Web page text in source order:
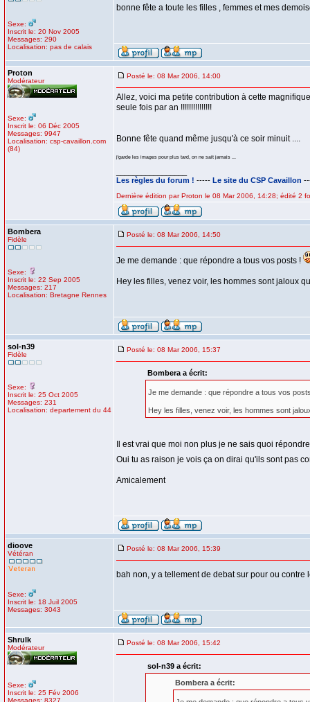
Sexe:
Inscrit le: 20 Nov 2005
Messages: 290
Localisation: pas de calais
bonne fête a toute les filles , femmes et mes
Proton
Modérateur
Sexe:
Inscrit le: 06 Déc 2005
Messages: 9947
Localisation: csp-cavaillon.com
(84)
Posté le: 08 Mar 2006, 14:00
Allez, voici ma petite contribution à cette
seule fois par an !!!!!!!!!!!!!!!
Bonne fête quand même jusqu'à ce soir minuit ....
j'garde les images pour plus tard, on ne sait jamais ...
Les règles du forum ! ----- Le site du CSP Cavaillon
Dernière édition par Proton le 08 Mar 2006, 14:28; édité 2
Bombera
Fidèle
Sexe:
Inscrit le: 22 Sep 2005
Messages: 217
Localisation: Bretagne Rennes
Posté le: 08 Mar 2006, 14:50
Je me demande : que répondre a tous vos posts !
Hey les filles, venez voir, les hommes sont jaloux
sol-n39
Fidèle
Sexe:
Inscrit le: 25 Oct 2005
Messages: 231
Localisation: departement du 44
Posté le: 08 Mar 2006, 15:37
Bombera a écrit:
Je me demande : que répondre a tous vos
Hey les filles, venez voir, les hommes sont
Il est vrai que moi non plus je ne sais quoi
Oui tu as raison je vois ça on dirai qu'ils sont pas
Amicalement
dioove
Vétéran
Sexe:
Inscrit le: 18 Juil 2005
Messages: 3043
Posté le: 08 Mar 2006, 15:39
bah non, y a tellement de debat sur pour ou
Shrulk
Modérateur
Sexe:
Inscrit le: 25 Fév 2006
Messages: 8327
Posté le: 08 Mar 2006, 15:42
sol-n39 a écrit:
Bombera a écrit: